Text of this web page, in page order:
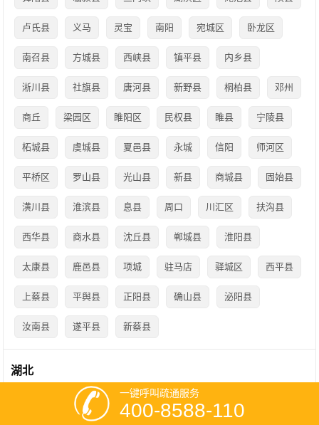
卢氏县 义马 灵宝 南阳 宛城区 卧龙区
南召县 方城县 西峡县 镇平县 内乡县
淅川县 社旗县 唐河县 新野县 桐柏县 邓州
商丘 梁园区 睢阳区 民权县 睢县 宁陵县
柘城县 虞城县 夏邑县 永城 信阳 师河区
平桥区 罗山县 光山县 新县 商城县 固始县
潢川县 淮滨县 息县 周口 川汇区 扶沟县
西华县 商水县 沈丘县 郸城县 淮阳县
太康县 鹿邑县 项城 驻马店 驿城区 西平县
上蔡县 平舆县 正阳县 确山县 泌阳县
汝南县 遂平县 新蔡县
湖北
江岸区 江汉区 乔口区
一键呼叫疏通服务
400-8588-110